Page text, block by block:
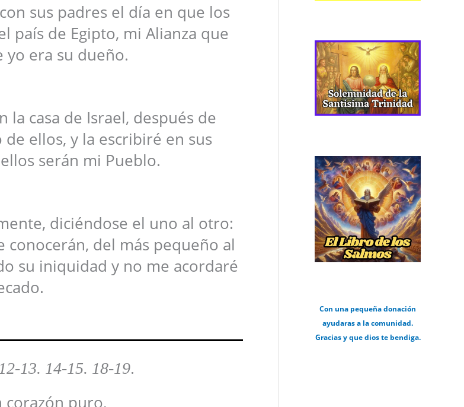
sus padres el día en que los
país de Egipto, mi Alianza que
era su dueño.
la casa de Israel, después de
ellos, y la escribiré en sus
serán mi Pueblo.
diciéndose el uno al otro:
conocerán, del más pequeño al
su iniquidad y no me acordaré
13. 14-15. 18-19.
corazón puro,
Con una pequeña donación
ayudaras a la comunidad.
Gracias y que dios te bendiga.